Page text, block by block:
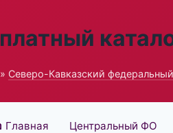
» Северо-Кавказский
Главная Центральный ФО